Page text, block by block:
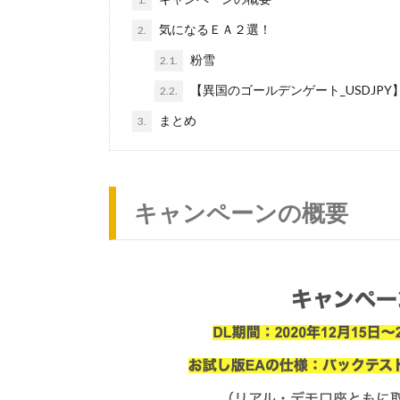
2. 気になるＥＡ２選！
2.1. 粉雪
2.2. 【異国のゴールデンゲート_USDJPY
3. まとめ
キャンペーンの概要